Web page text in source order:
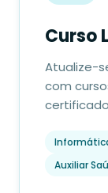
Curso
Atualize-
com
Auxiliar